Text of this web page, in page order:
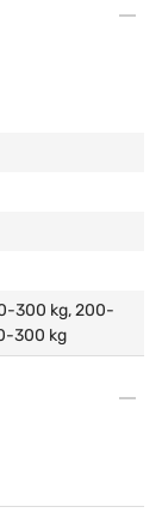
300 kg, 200-
300 kg